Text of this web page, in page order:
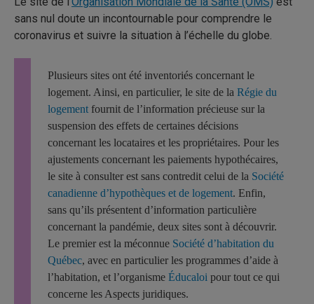
sans nul doute un incontournable pour comprendre le
coronavirus et suivre la situation à l’échelle du globe.
Plusieurs sites ont été inventoriés concernant le
logement. Ainsi, en particulier, le site de la Régie du
logement fournit de l’information précieuse sur la
suspension des effets de certaines décisions
concernant les locataires et les propriétaires. Pour les
ajustements concernant les paiements hypothécaires,
le site à consulter est sans contredit celui de la Société
canadienne d’hypothèques et de logement. Enfin,
sans qu’ils présentent d’information particulière
concernant la pandémie, deux sites sont à découvrir.
Le premier est la méconnue Société d’habitation du
Québec, avec en particulier les programmes d’aide à
l’habitation, et l’organisme Éducaloi pour tout ce qui
concerne les Aspects juridiques.